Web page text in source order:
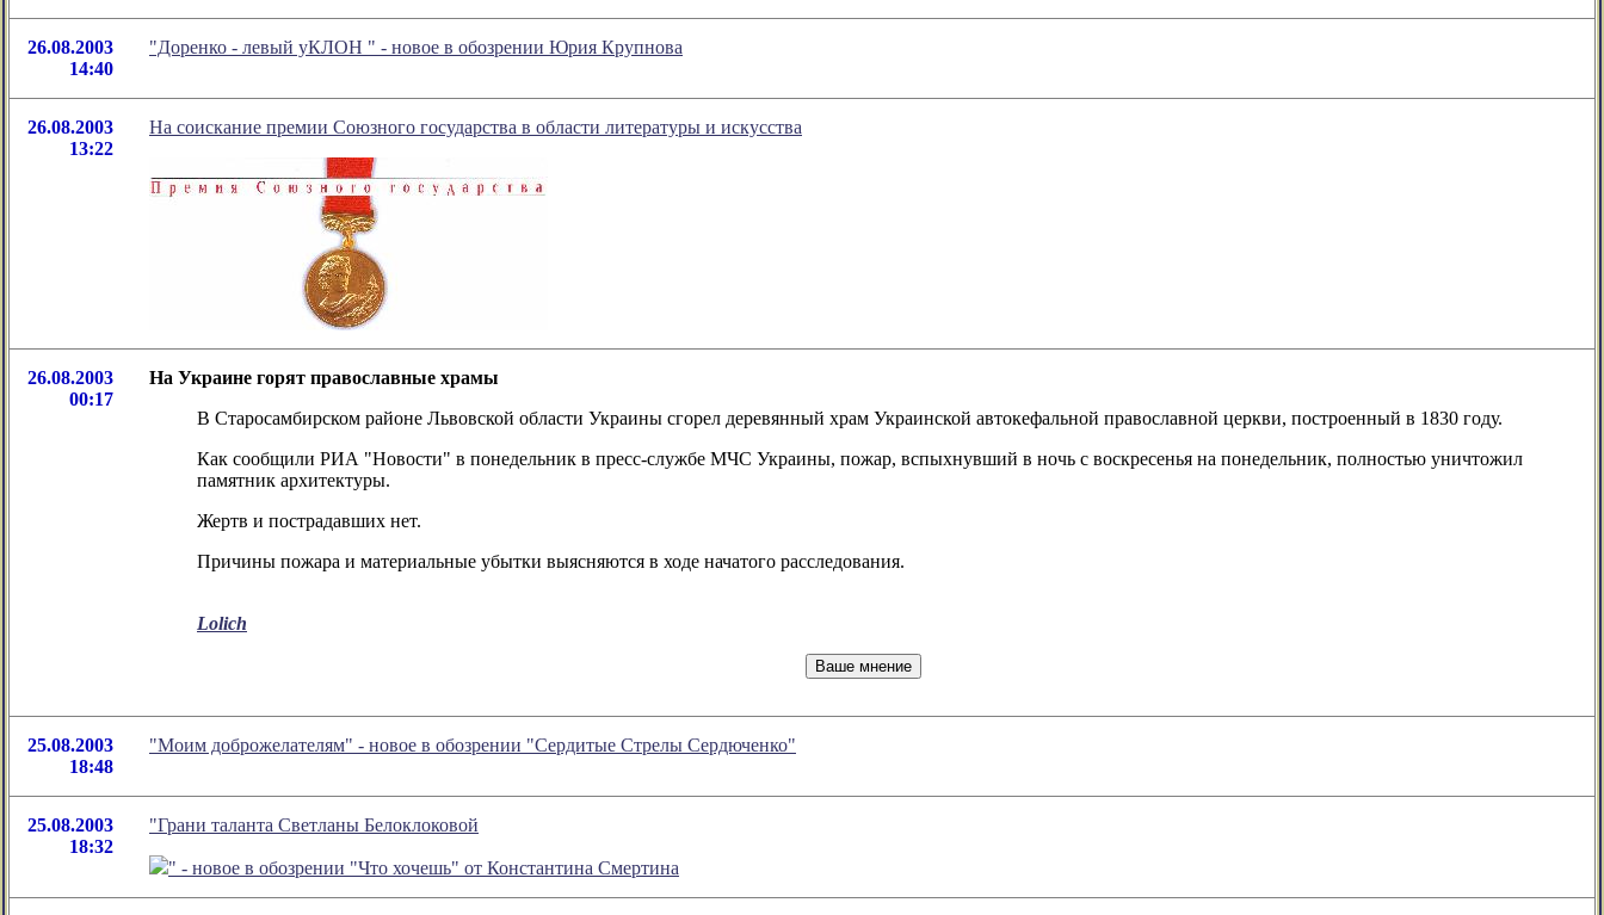
26.08.2003
14:40
"Доренко - левый уКЛОН " - новое в обозрении Юрия Крупнова
26.08.2003
13:22
На соискание премии Союзного государства в области литературы и искусства
26.08.2003
00:17
На Украине горят православные храмы
В Старосамбирском районе Львовской области Украины сгорел деревянный храм Украинской автокефальной православной церкви, построенный в 1830 году.
Как сообщили РИА "Новости" в понедельник в пресс-службе МЧС Украины, пожар, вспыхнувший в ночь с воскресенья на понедельник, полностью уничтожил
памятник архитектуры.
Жертв и пострадавших нет.
Причины пожара и материальные убытки выясняются в ходе начатого расследования.
Lolich
25.08.2003
18:48
"Моим доброжелателям" - новое в обозрении "Сердитые Стрелы Сердюченко"
25.08.2003
18:32
"Грани таланта Светланы Белоклоковой
" - новое в обозрении "Что хочешь" от Константина Смертина